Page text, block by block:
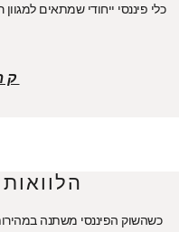
כלי פיננסי ייחודי שמתאים
כשהשוק הפיננסי משתנה